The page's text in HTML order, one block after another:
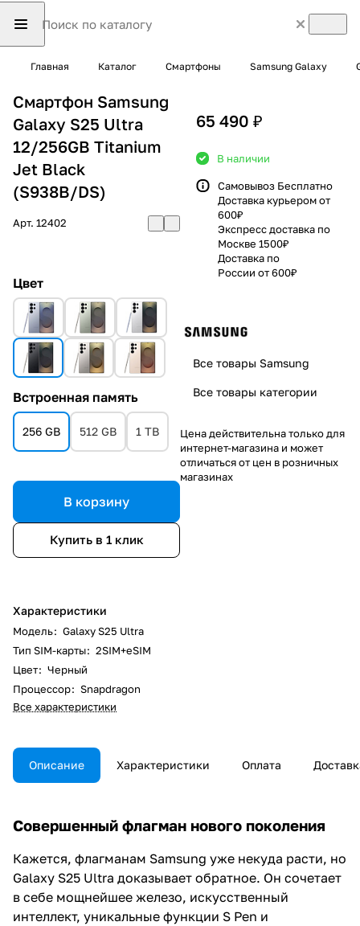
Главная Каталог Смартфоны Samsung Galaxy
Смартфон Samsung
Galaxy S25 Ultra
12/256GB Titanium
Jet Black
(S938B/DS)
Арт. 12402
Цвет
Встроенная память
256 GB 512 GB 1 TB
В корзину
Купить в 1 клик
Характеристики
Модель: Galaxy S25 Ultra
Тип SIM-карты: 2SIM+eSIM
Цвет: Черный
Процессор: Snapdragon
Все характеристики
65 490 ₽
В наличии
Самовывоз Бесплатно
Доставка курьером от
600₽
Экспресс доставка по
Москве 1500₽
Доставка по
России от 600₽
Все товары Samsung
Все товары категории
Цена действительна только для
интернет-магазина и может
отличаться от цен в розничных
магазинах
Описание Характеристики Оплата
Совершенный флагман нового поколения
Кажется, флагманам Samsung уже некуда расти, но
Galaxy S25 Ultra доказывает обратное. Он сочетает
в себе мощнейшее железо, искусственный
интеллект, уникальные функции S Pen и